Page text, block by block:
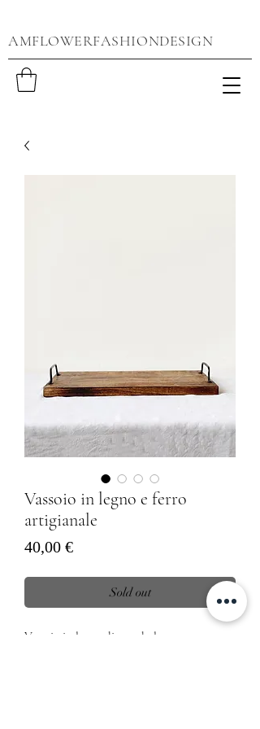
AMFLOWERFASHIONDESIGN
Vassoio in legno e ferro
artigianale
40,00 €Prezzo
Sold out
Vassoio in legno di mando lavorato